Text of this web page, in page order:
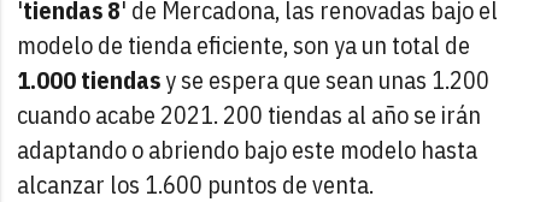
'tiendas 8' de Mercadona, las renovadas bajo el
modelo de tienda eficiente, son ya un total de
1.000 tiendasy se espera que sean unas 1.200
cuando acabe 2021. 200 tiendas al año se irán
adaptando o abriendo bajo este modelo hasta
alcanzar los 1.600 puntos de venta.